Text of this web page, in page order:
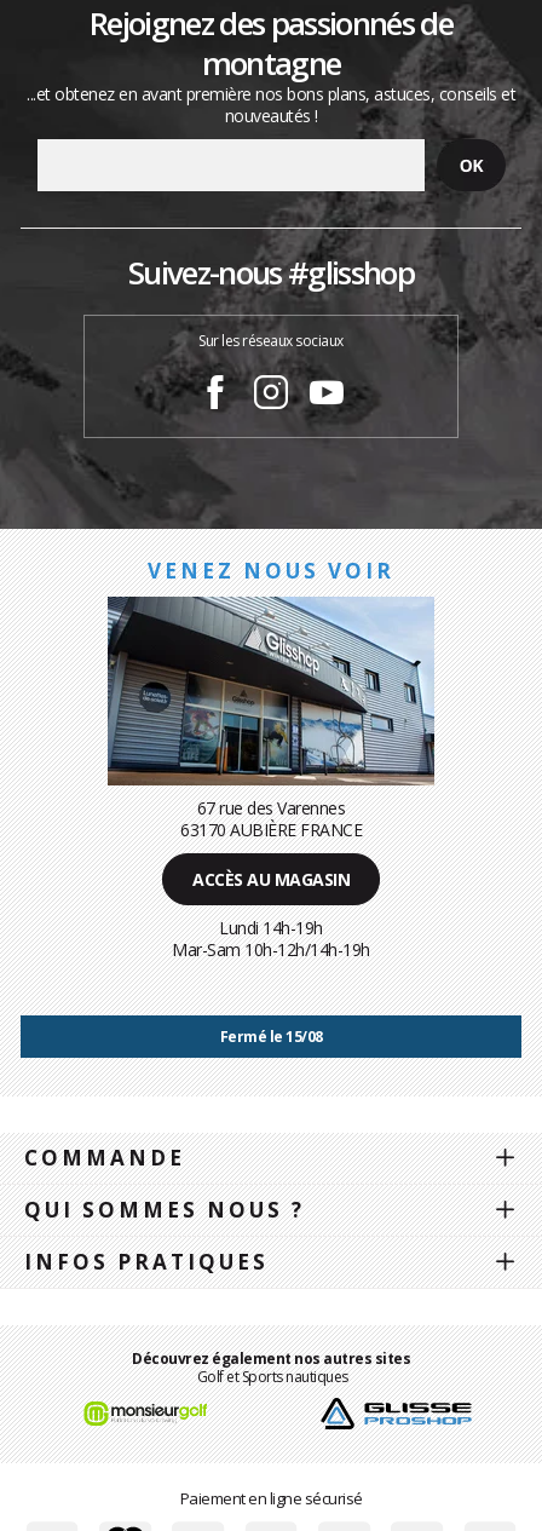
Rejoignez des passionnés de
montagne
...et obtenez en avant première nos bons plans, astuces, conseils et
nouveautés !
Suivez-nous #glisshop
Sur les réseaux sociaux
VENEZ NOUS VOIR
67 rue des Varennes
63170 AUBIÈRE FRANCE
ACCÈS AU MAGASIN
Lundi 14h-19h
Mar-Sam 10h-12h/14h-19h
Fermé le 15/08
COMMANDE
QUI SOMMES NOUS ?
INFOS PRATIQUES
Découvrez également nos autres sites
Golf et Sports nautiques
Paiement en ligne sécurisé